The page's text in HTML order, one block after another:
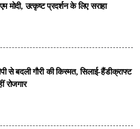
मोदी, उत्कृष्ट प्रदर्शन के लिए सराहा
से बदली गौरी की किस्मत, सिलाई-हैंडीक्राफ्ट
रोजगार